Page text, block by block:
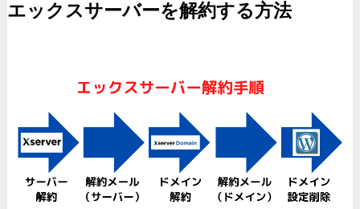
エックスサーバーを解約する方法